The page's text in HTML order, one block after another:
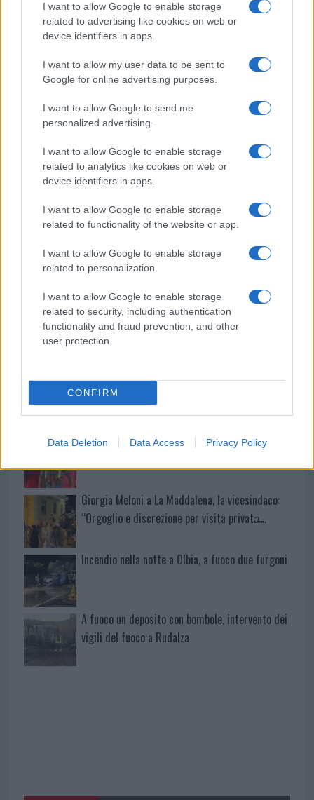
I want to allow Google to enable storage
related to advertising like cookies on web or
device identifiers in apps.
I want to allow my user data to be sent to
Google for online advertising purposes.
I want to allow Google to send me
personalized advertising.
I want to allow Google to enable storage
related to analytics like cookies on web or
device identifiers in apps.
I want to allow Google to enable storage
related to functionality of the website or app.
I want to allow Google to enable storage
related to personalization.
I want to allow Google to enable storage
related to security, including authentication
functionality and fraud prevention, and other
user protection.
CONFIRM
Data Deletion Data Access Privacy Policy
daGoogle News
Condividi l'articolo
a
ce
b
o
o
k
T
w
it
te
r
Pi
n
te
re
st
W
h
at
s
A
p
p
h
a
re
Articolo precedente
Prossimo articolo
NOTIZIE RECENTI
Sangue, musica e solidarietà con Avis Olbia al
Meteo Olbia 9 agosto, temperature in calo
Salmo finisce in ospedale a Catania, ma il tour
va avanti: “Sicilia, ci sono”
Jovanotti, Gabry Ponte e Alfa: Olbia ombelico del
Giorgia Meloni a La Maddalena, la vicesindaco:
“Orgoglio e discrezione per visita privata̶…
Incendio nella notte a Olbia, a fuoco due furgoni
A fuoco un deposito con bombole, intervento dei
vigili del fuoco a Rudalza